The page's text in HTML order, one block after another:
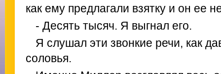
как ему предлагали взятку и он ее
- Десять тысяч. Я выгнал его.
Я слушал эти звонкие речи, как
соловья.